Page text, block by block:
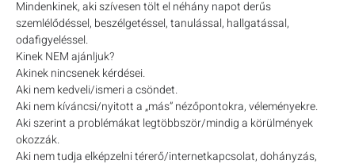
Mindenkinek, aki szívesen tölt el néhány napot derűs
szemlélődéssel, beszélgetéssel, tanulással, hallgatással,
odafigyeléssel.
Kinek NEM ajánljuk?
Akinek nincsenek kérdései.
Aki nem kedveli/ismeri a csöndet.
Aki nem kíváncsi/nyitott a „más” nézőpontokra, véleményekre.
Aki szerint a problémákat legtöbbször/mindig a körülmények
okozzák.
Aki nem tudja elképzelni térerő/internetkapcsolat, dohányzás,